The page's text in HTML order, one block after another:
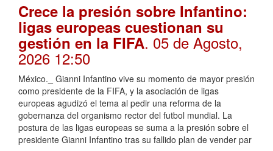
Crece la presión sobre Infantino:
ligas europeas cuestionan su
gestión en la FIFA. 05 de Agosto,
2026 12:50
México._ Gianni Infantino vive su momento de mayor presión
como presidente de la FIFA, y la asociación de ligas
europeas agudizó el tema al pedir una reforma de la
gobernanza del organismo rector del futbol mundial. La
postura de las ligas europeas se suma a la presión sobre el
presidente Gianni Infantino tras su fallido plan de vender par